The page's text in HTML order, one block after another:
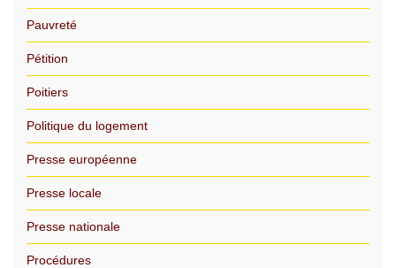
Pauvreté
Pétition
Poitiers
Politique du logement
Presse européenne
Presse locale
Presse nationale
Procédures